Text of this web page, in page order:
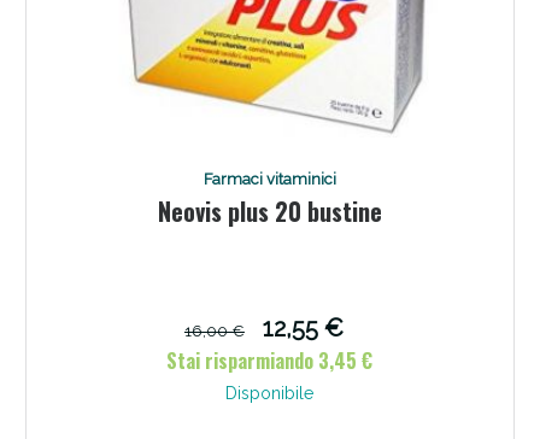
Farmaci vitaminici
Neovis plus 20 bustine
16,00 €
12,55 €
Stai risparmiando 3,45 €
Disponibile